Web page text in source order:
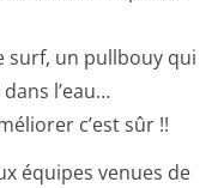
surf, un pullbouy qui
dans l’eau…
c’est sûr !!
équipes venues de